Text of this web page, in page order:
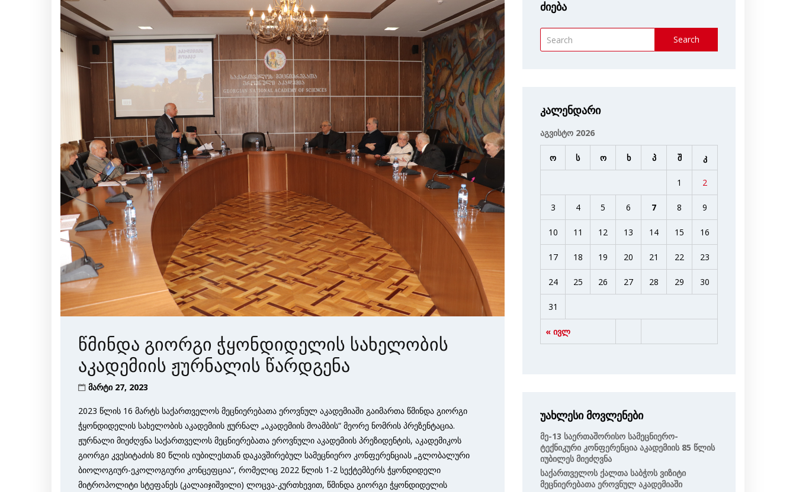
წმინდა გიორგი ჭყონდიდელის სახელობის
აკადემიის ჟურნალის წარდგენა
მარტი 27, 2023
2023 წლის 16 მარტს საქართველოს მეცნიერებათა ეროვნულ აკადემიაში გაიმართა წმინდა გიორგი
ჭყონდიდელის სახელობის აკადემიის ჟურნალ „აკადემიის მოამბის“ მეორე ნომრის პრეზენტაცია.
ჟურნალი მიეძღვნა საქართველოს მეცნიერებათა ეროვნული აკადემიის პრეზიდენტის, აკადემიკოს
გიორგი კვესიტაძის 80 წლის იუბილესთან დაკავშირებულ სამეცნიერო კონფერენციას „გლობალური
ბიოლოგიურ-ეკოლოგიური კონცეფცია“, რომელიც 2022 წლის 1-2 სექტემბერს ჭყონდიდელი
მიტროპოლიტი სტეფანეს (კალაიჯიშვილი) ლოცვა-კურთხევით, წმინდა გიორგი ჭყონდიდელის
ძიება
Search
კალენდარი
აგვისტო 2026
ო ს ო ხ პ შ კ
« ივლ
1 2
3 4 5 6 7 8 9
10 11 12 13 14 15 16
17 18 19 20 21 22 23
24 25 26 27 28 29 30
31
უახლესი მოვლენები
Მე-13 Საერთაშორისო Სამეცნიერო-
Ტექნიკური Კონფერენცია Აკადემიის 85 Წლის
Იუბილეს Მიეძღვნა
Საქართველოს Ქალთა Საბჭოს Ვიზიტი
Მეცნიერებათა Ეროვნულ Აკადემიაში